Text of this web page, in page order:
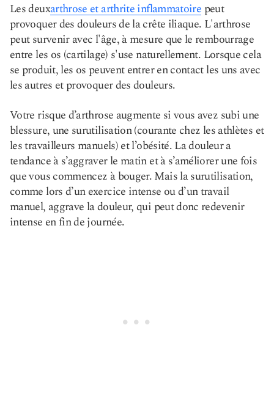
Les deuxarthrose et arthrite inflammatoire peut
provoquer des douleurs de la crête iliaque. L'arthrose
peut survenir avec l'âge, à mesure que le rembourrage
entre les os (cartilage) s'use naturellement. Lorsque cela
se produit, les os peuvent entrer en contact les uns avec
les autres et provoquer des douleurs.
Votre risque d’arthrose augmente si vous avez subi une
blessure, une surutilisation (courante chez les athlètes et
les travailleurs manuels) et l’obésité. La douleur a
tendance à s’aggraver le matin et à s’améliorer une fois
que vous commencez à bouger. Mais la surutilisation,
comme lors d’un exercice intense ou d’un travail
manuel, aggrave la douleur, qui peut donc redevenir
intense en fin de journée.